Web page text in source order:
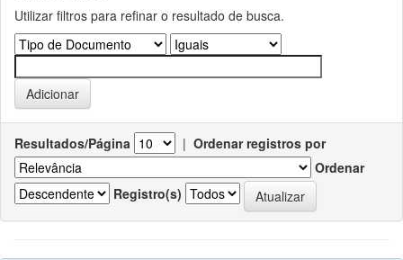
Utilizar filtros para refinar o resultado de busca.
Resultados/Página | Ordenar registros por
Ordenar
Registro(s)